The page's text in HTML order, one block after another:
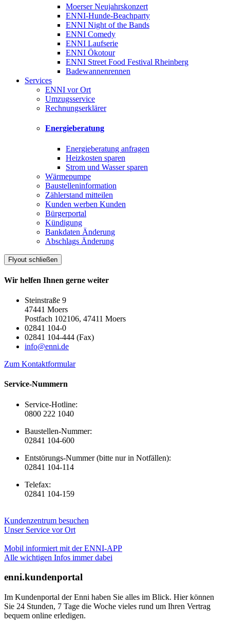
Moerser Neujahrskonzert
ENNI-Hunde-Beachparty
ENNI Night of the Bands
ENNI Comedy
ENNI Laufserie
ENNI Ökotour
ENNI Street Food Festival Rheinberg
Badewannenrennen
Services
ENNI vor Ort
Umzugsservice
Rechnungserklärer
Energieberatung
Energieberatung anfragen
Heizkosten sparen
Strom und Wasser sparen
Wärmepumpe
Baustelleninformation
Zählerstand mitteilen
Kunden werben Kunden
Bürgerportal
Kündigung
Bankdaten Änderung
Abschlags Änderung
Flyout schließen
Wir helfen Ihnen gerne weiter
Steinstraße 9
47441 Moers
Postfach 102106, 47411 Moers
02841 104-0
02841 104-444 (Fax)
info@enni.de
Zum Kontaktformular
Service-Nummern
Service-Hotline:
0800 222 1040
Baustellen-Nummer:
02841 104-600
Entstörungs-Nummer (bitte nur in Notfällen):
02841 104-114
Telefax:
02841 104-159
Kundenzentrum besuchen
Unser Service vor Ort
Mobil informiert mit der ENNI-APP
Alle wichtigen Infos immer dabei
enni.kundenportal
Im Kundenportal der Enni haben Sie alles im Blick. Hier können
Sie 24 Stunden, 7 Tage die Woche vieles rund um Ihren Vertrag
bequem online erledigen.